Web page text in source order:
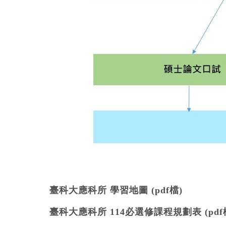
臺科大應科所 學習地圖 (pdf檔)
臺科大應科所 114必選修課程規劃表 (pdf